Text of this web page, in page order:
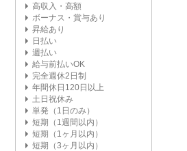
高収入・高額
ボーナス・賞与あり
昇給あり
日払い
週払い
給与前払いOK
完全週休2日制
年間休日120日以上
土日祝休み
単発（1日のみ）
短期（1週間以内）
短期（1ヶ月以内）
短期（3ヶ月以内）